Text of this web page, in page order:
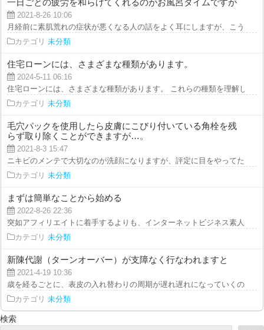
一日ごとの疲労を和らげてくれるのがお風呂タイムですが
2021-8-26 10:06
月経前に素肌荒れの症状が悪くなる人の話をよく耳にしますが、こうなる
カテゴリ 未分類
住宅ローンには、さまざまな種類があります。
2024-5-11 06:16
住宅ローンには、さまざまな種類があります。 これらの種類を理解し、
カテゴリ 未分類
毛穴パックを使用したら皮膚にこびり付いている角栓を残
らず取り除くことができますが…。
2021-8-3 15:47
ニキビのメンテで大切なのが洗顔になりますが、評定に目をやってただ単
カテゴリ 未分類
まずは簡単なことから始める
2022-8-26 22:36
突如アフィリエイトに着手するよりも、インターネットビジネス素人は、
カテゴリ 未分類
新陳代謝（ターンオーバー）が支障なく行なわれますと
2021-4-19 10:36
歳を経るごとに、表皮の入れ替わりの周期が遅れ遅れになっていくので、
カテゴリ 未分類
検索